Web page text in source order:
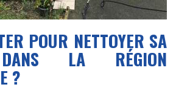
POUR NETTOYER SA
LA RÉGION
?